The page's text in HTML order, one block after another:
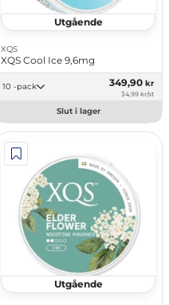
Utgående
XQS
XQS Cool Ice 9,6mg
10 -pack 349,90 kr
34,99 kr/st
Slut i lager
Utgående